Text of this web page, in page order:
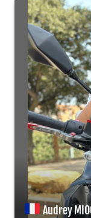
Audrey